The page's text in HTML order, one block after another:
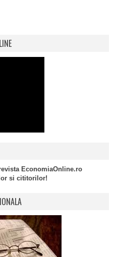
EconomiaOnline.ro
si cititorilor!